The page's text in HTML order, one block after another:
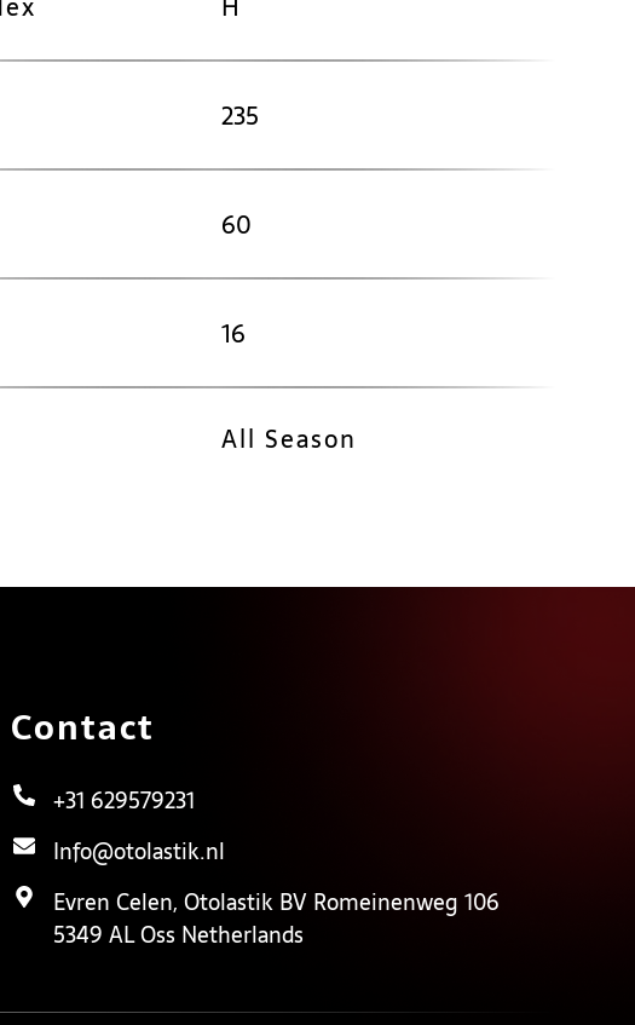
235
60
16
All Season
Contact
+31 629579231
Info@otolastik.nl
Evren Celen, Otolastik BV Romeinenweg 106
5349 AL Oss Netherlands